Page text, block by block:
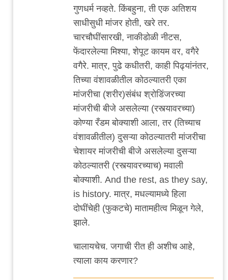
गुणधर्म नव्हते. किंबहुना, ती एक अतिशय
साधीसुधी मांजर होती, खरे तर.
चारचौघींसारखी, नाकीडोळी नीटस,
फेंदारलेल्या मिश्या, शेपूट कायम वर, वगैरे
वगैरे. मात्र, पुढे कधीतरी, काही पिढ्यांनंतर,
तिच्या वंशावळीतील कोठल्यातरी एका
मांजरीचा (शरीर)संबंध श्रोडिंजरच्या
मांजरीची बीजे असलेल्या (रस्त्यावरच्या)
कोण्या रँडम बोक्याशी आला, तर (तिच्याच
वंशावळीतील) दुसऱ्या कोठल्यातरी मांजरीचा
चेशायर मांजरीची बीजे असलेल्या दुसऱ्या
कोठल्यातरी (रस्त्यावरच्याच) मवाली
बोक्याशी. And the rest, as they say,
is history. मात्र, मधल्यामध्ये हिला
दोघींचेही (फुकटचे) मातामहीत्व मिळून गेले,
झाले.
चालायचेच. जगाची रीत ही अशीच आहे,
त्याला काय करणार?